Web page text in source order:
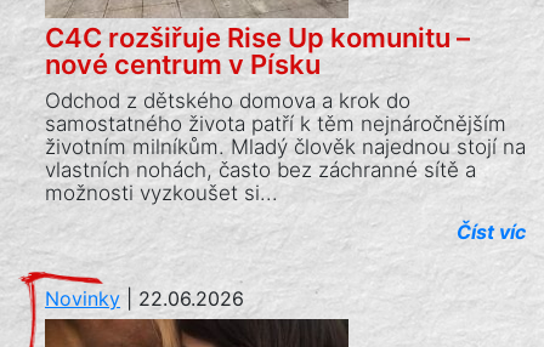
C4C rozšiřuje Rise Up komunitu –
nové centrum v Písku
Odchod z dětského domova a krok do
samostatného života patří k těm nejnáročnějším
životním milníkům. Mladý člověk najednou stojí na
vlastních nohách, často bez záchranné sítě a
možnosti vyzkoušet si...
Číst víc
Novinky 22.06.2026